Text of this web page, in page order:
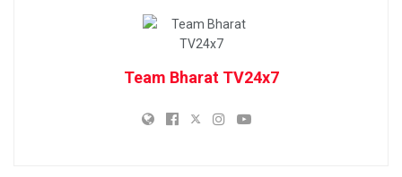
Team Bharat TV24x7